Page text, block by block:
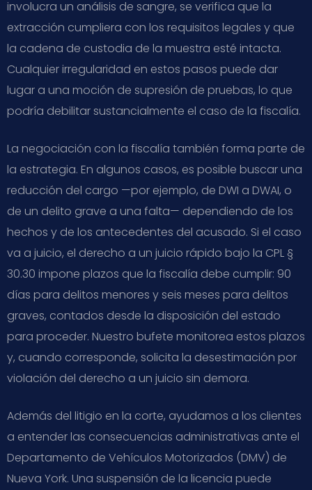
involucra un análisis de sangre, se verifica que la
extracción cumpliera con los requisitos legales y que
la cadena de custodia de la muestra esté intacta.
Cualquier irregularidad en estos pasos puede dar
lugar a una moción de supresión de pruebas, lo que
podría debilitar sustancialmente el caso de la fiscalía.
La negociación con la fiscalía también forma parte de
la estrategia. En algunos casos, es posible buscar una
reducción del cargo —por ejemplo, de DWI a DWAI, o
de un delito grave a una falta— dependiendo de los
hechos y de los antecedentes del acusado. Si el caso
va a juicio, el derecho a un juicio rápido bajo la CPL §
30.30 impone plazos que la fiscalía debe cumplir: 90
días para delitos menores y seis meses para delitos
graves, contados desde la disposición del estado
para proceder. Nuestro bufete monitorea estos plazos
y, cuando corresponde, solicita la desestimación por
violación del derecho a un juicio sin demora.
Además del litigio en la corte, ayudamos a los clientes
a entender las consecuencias administrativas ante el
Departamento de Vehículos Motorizados (DMV) de
Nueva York. Una suspensión de la licencia puede